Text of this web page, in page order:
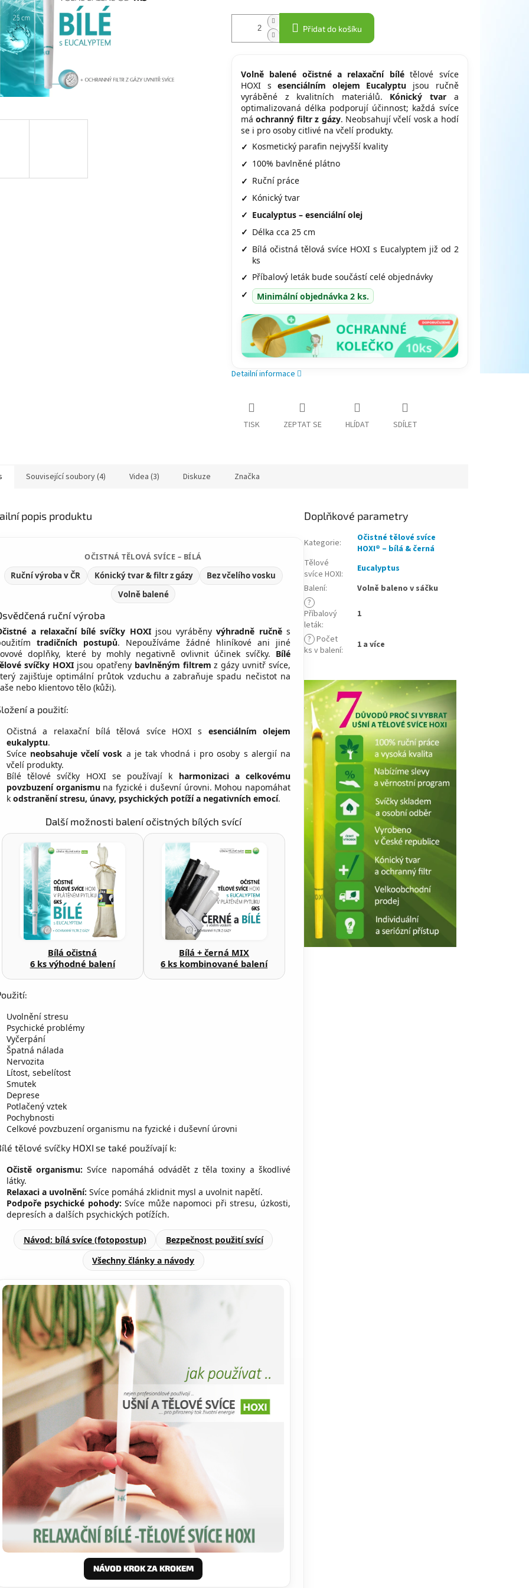
Přidat do košíku
Volně balené očistné a relaxační bílétělové svíce
HOXI sesenciálním olejem Eucalyptu jsou ručně
vyráběné z kvalitních materiálů. Kónický tvar a
optimalizovaná délka podporují účinnost; každá svíce
máochranný filtr z gázy. Neobsahují včelí vosk a hodí
se i pro osoby citlivé na včelí produkty.
Kosmetický parafin nejvyšší kvality
100% bavlněné plátno
Ruční práce
Kónický tvar
Eucalyptus – esenciální olej
Délka cca 25 cm
Bílá očistná tělová svíce HOXI s Eucalyptem již od 2
ks
Příbalový leták bude součástí celé objednávky
Minimální objednávka 2 ks.
Detailní informace
TISK ZEPTAT SE HLÍDAT SDÍLET
Související soubory (4) Videa (3) Diskuze Značka
popis produktu
OČISTNÁ TĚLOVÁ SVÍCE – BÍLÁ
Ruční výroba v ČR Kónický tvar & filtr z gázy
Bez včelího vosku
Volně balené
ruční výroba
a relaxační bílé svíčky HOXI jsou vyráběnyvýhradně ručněs
tradičních postupů. Nepoužíváme žádné hliníkové ani jiné
doplňky, které by mohly negativně ovlivnit účinek svíčky. Bílé
svíčky HOXI jsou opatřeny bavlněným filtrem z gázy uvnitř svíce,
zajišťuje optimální průtok vzduchu a zabraňuje spadu nečistot na
nebo klientovo tělo (kůži).
a použití:
Očistná a relaxační bílá tělová svíce HOXI s esenciálním olejem
eukalyptu.
Svíce neobsahuje včelí vosk a je tak vhodná i pro osoby s alergií na
včelí produkty.
Bílé tělové svíčky HOXI se používají k harmonizaci a celkovému
povzbuzení organismuna fyzické i duševní úrovni. Mohou napomáhat
k odstranění stresu, únavy, psychických potíží a negativních emocí.
Další možnosti balení očistných bílých svící
Bílá očistná
6 ks výhodné balení
Bílá + černá MIX
6 ks kombinované balení
Uvolnění stresu
Psychické problémy
Vyčerpání
Špatná nálada
Nervozita
Lítost, sebelítost
Smutek
Deprese
Potlačený vztek
Pochybnosti
Celkové povzbuzení organismu na fyzické i duševní úrovni
tělové svíčky HOXI se také používají k:
Očistě organismu: Svíce napomáhá odvádět z těla toxiny a škodlivé
látky.
Relaxaci a uvolnění: Svíce pomáhá zklidnit mysl a uvolnit napětí.
Podpoře psychické pohody: Svíce může napomoci při stresu, úzkosti,
depresích a dalších psychických potížích.
Návod: bílá svíce (fotopostup)
Bezpečnost použití svící
Všechny články a návody
NÁVOD KROK ZA KROKEM
Doplňkové parametry
Kategorie:
Očistné tělové svíce
HOXI® – bílá & černá
Tělové
svíce HOXI:
Eucalyptus
Balení:
Volně baleno v sáčku
?
Příbalový
leták:
1
? Počet
ks v balení: 1 a více